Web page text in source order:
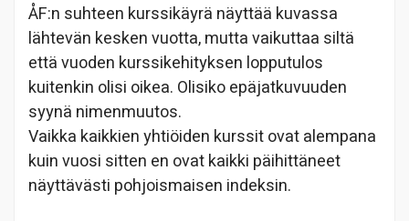
ÅF:n suhteen kurssikäyrä näyttää kuvassa
lähtevän kesken vuotta, mutta vaikuttaa siltä
että vuoden kurssikehityksen lopputulos
kuitenkin olisi oikea. Olisiko epäjatkuvuuden
syynä nimenmuutos.
Vaikka kaikkien yhtiöiden kurssit ovat alempana
kuin vuosi sitten en ovat kaikki päihittäneet
näyttävästi pohjoismaisen indeksin.